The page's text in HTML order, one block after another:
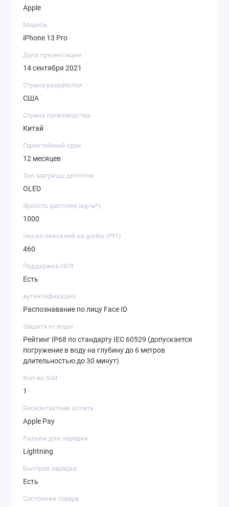
Apple
Модель
iPhone 13 Pro
Дата презентации
14 сентября 2021
Страна разработки
США
Страна производства
Китай
Гарантийный срок
12 месяцев
Тип матрицы дисплея
OLED
Яркость дисплея (кд/ м²)
1000
Число пикселей на дюйм (PPI)
460
Поддержка HDR
Есть
Аутентификация
Распознавание по лицу Face ID
Защита от воды
Рейтинг IP68 по стандарту IEC 60529 (допускается
погружение в воду на глубину до 6 метров
длительностью до 30 минут)
Кол-во SIM
1
Бесконтактная оплата
Apple Pay
Разъем для зарядки
Lightning
Быстрая зарядка
Есть
Состояние товара